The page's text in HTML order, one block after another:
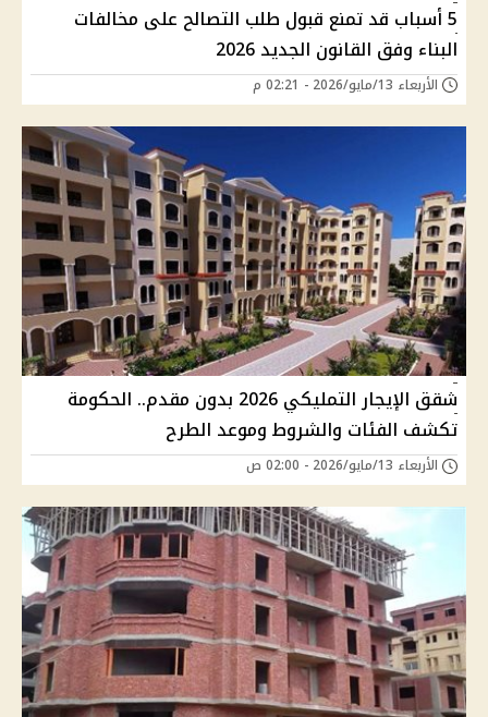
5 أسباب قد تمنع قبول طلب التصالح على مخالفات
البناء وفق القانون الجديد 2026
الأربعاء 13/مايو/2026 - 02:21 م
شقق الإيجار التمليكي 2026 بدون مقدم.. الحكومة
تكشف الفئات والشروط وموعد الطرح
الأربعاء 13/مايو/2026 - 02:00 ص